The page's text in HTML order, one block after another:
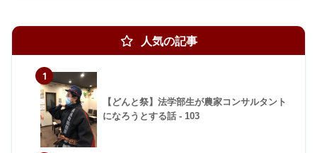
人気の記事
1
【どんと祭】法学部生が農家コンサルタント
になろうとする話 - 103